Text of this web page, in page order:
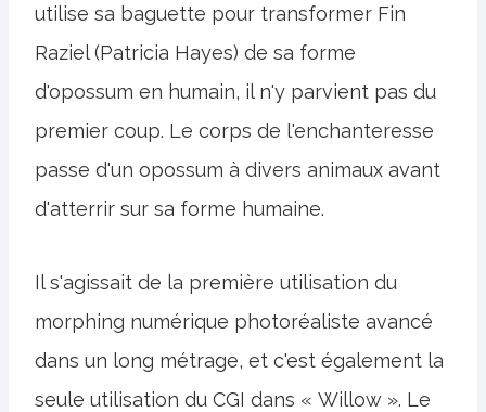
utilise sa baguette pour transformer Fin
Raziel (Patricia Hayes) de sa forme
d'opossum en humain, il n'y parvient pas du
premier coup. Le corps de l'enchanteresse
passe d'un opossum à divers animaux avant
d'atterrir sur sa forme humaine.
Il s'agissait de la première utilisation du
morphing numérique photoréaliste avancé
dans un long métrage, et c'est également la
seule utilisation du CGI dans « Willow ». Le